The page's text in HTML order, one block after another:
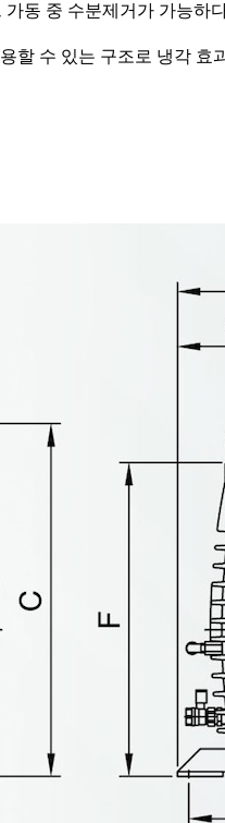
동 중 수분제거가 가능하
할 수 있는 구조로 냉각 효